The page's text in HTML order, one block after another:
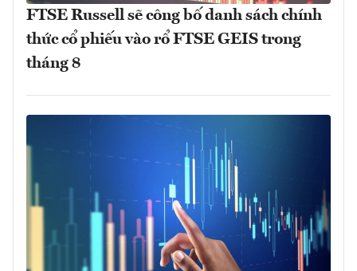
FTSE Russell sẽ công bố danh sách chính
thức cổ phiếu vào rổ FTSE GEIS trong
tháng 8